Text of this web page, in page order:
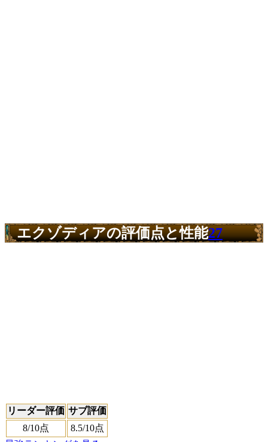
エクゾディアの評価点と性能27
リーダー評価 サブ評価
8/10点 8.5/10点